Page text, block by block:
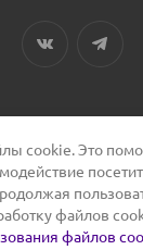
Сервис для
cookie. Это
файлов
файлов